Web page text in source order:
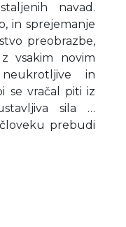
navad.
in sprejemanje
preobrazbe,
vsakim novim
in
se vračal piti iz
sila …
prebudi